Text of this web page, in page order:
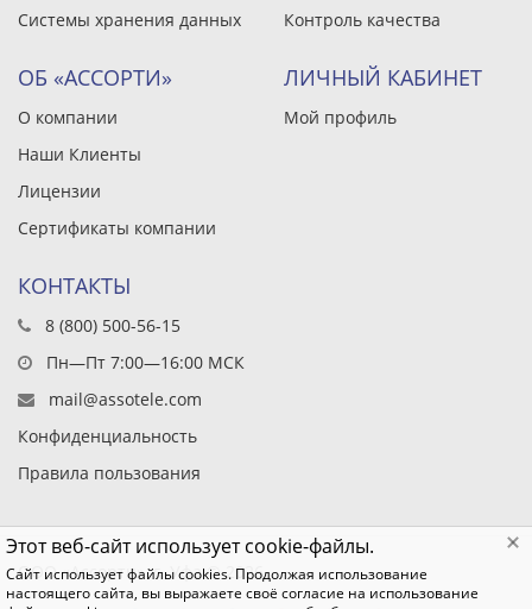
Этот веб-сайт использует cookie-файлы.
Сайт использует файлы cookies. Продолжая использование
настоящего сайта, вы выражаете своё согласие на использование
Системы хранения данных
Контроль качества
ОБ «АССОРТИ»
О компании
Наши Клиенты
Лицензии
Сертификаты компании
ЛИЧНЫЙ КАБИНЕТ
Мой профиль
КОНТАКТЫ
8 (800) 500-56-15
Пн—Пт 7:00—16:00 МСК
mail@assotele.com
Конфиденциальность
Правила пользования
ООО «Ассорти», г. Уфа © 2026